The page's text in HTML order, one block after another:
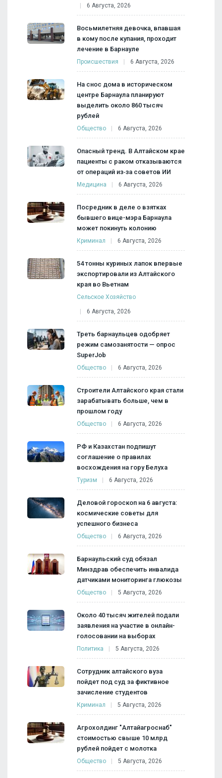
6 Августа, 2026
Восьмилетняя девочка, впавшая
в кому после купания, проходит
лечение в Барнауле
Происшествия 6 Августа, 2026
На снос дома в историческом
центре Барнаула планируют
выделить около 860 тысяч
рублей
Общество 6 Августа, 2026
Опасный тренд. В Алтайском крае
пациенты с раком отказываются
от операций из‑за советов ИИ
Медицина 6 Августа, 2026
Посредник в деле о взятках
бывшего вице-мэра Барнаула
может покинуть колонию
Криминал 6 Августа, 2026
54 тонны куриных лапок впервые
экспортировали из Алтайского
края во Вьетнам
Сельское Хозяйство
6 Августа, 2026
Треть барнаульцев одобряет
режим самозанятости — опрос
SuperJob
Общество 6 Августа, 2026
Строители Алтайского края стали
зарабатывать больше, чем в
прошлом году
Общество 6 Августа, 2026
РФ и Казахстан подпишут
соглашение о правилах
восхождения на гору Белуха
Туризм 6 Августа, 2026
Деловой гороскоп на 6 августа:
космические советы для
успешного бизнеса
Общество 6 Августа, 2026
Барнаульский суд обязал
Минздрав обеспечить инвалида
датчиками мониторинга глюкозы
Общество 5 Августа, 2026
Около 40 тысяч жителей подали
заявления на участие в онлайн-
голосовании на выборах
Политика 5 Августа, 2026
Сотрудник алтайского вуза
пойдет под суд за фиктивное
зачисление студентов
Криминал 5 Августа, 2026
Агрохолдинг "Алтайагроснаб"
стоимостью свыше 10 млрд
рублей пойдет с молотка
Общество 5 Августа, 2026